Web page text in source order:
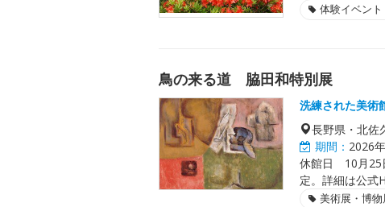
体験イベン
鳥の来る道 脇田和特別展
洗練された美術
長野県・北佐
期間： 2026
休館日 10月25
定。詳細は公式
美術展・博